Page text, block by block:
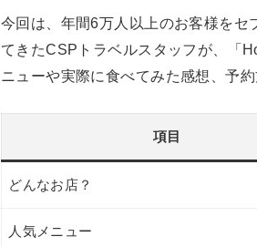
今回は、年間6万人以上のお客様をセ
てきたCSPトラベルスタッフが、「
ニューや実際に食べてみた感想、予
項目
どんなお店？
人気メニュー